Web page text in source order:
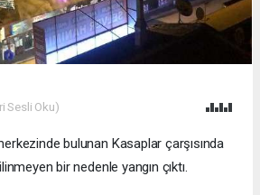
Sesli Oku)
bulunan Kasaplar çarşısında
bir nedenle yangın çıktı.